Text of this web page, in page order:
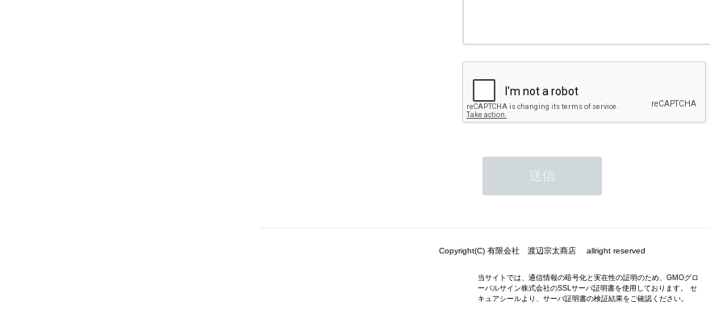
Copyright(C) 有限会社 渡辺宗太商店 allright reserved
当サイトでは、通信情報の暗号化と実在性の証明のため、GMOグロ
ーバルサイン株式会社のSSLサーバ証明書を使用しております。 セ
キュアシールより、サーバ証明書の検証結果をご確認ください。